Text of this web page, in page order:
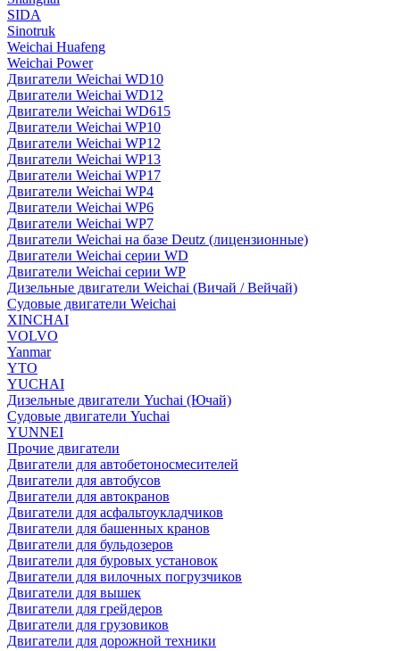
SIDA
Sinotruk
Weichai Huafeng
Weichai Power
Двигатели Weichai WD10
Двигатели Weichai WD12
Двигатели Weichai WD615
Двигатели Weichai WP10
Двигатели Weichai WP12
Двигатели Weichai WP13
Двигатели Weichai WP17
Двигатели Weichai WP4
Двигатели Weichai WP6
Двигатели Weichai WP7
Двигатели Weichai на базе Deutz (лицензионные)
Двигатели Weichai серии WD
Двигатели Weichai серии WP
Дизельные двигатели Weichai (Вичай / Вейчай)
Судовые двигатели Weichai
XINCHAI
VOLVO
Yanmar
YTO
YUCHAI
Дизельные двигатели Yuchai (Ючай)
Судовые двигатели Yuchai
YUNNEI
Прочие двигатели
Двигатели для автобетоносмесителей
Двигатели для автобусов
Двигатели для автокранов
Двигатели для асфальтоукладчиков
Двигатели для башенных кранов
Двигатели для бульдозеров
Двигатели для буровых установок
Двигатели для вилочных погрузчиков
Двигатели для вышек
Двигатели для грейдеров
Двигатели для грузовиков
Двигатели для дорожной техники